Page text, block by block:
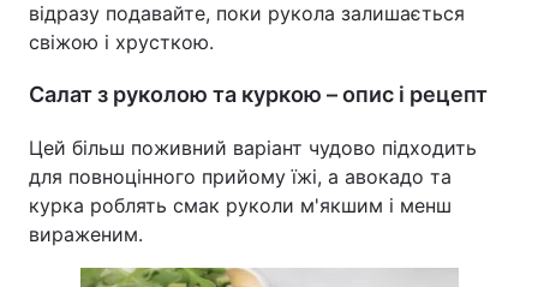
відразу подавайте, поки рукола залишається
свіжою і хрусткою.
Салат з руколою та куркою – опис і рецепт
Цей більш поживний варіант чудово підходить
для повноцінного прийому їжі, а авокадо та
курка роблять смак руколи м'якшим і менш
вираженим.